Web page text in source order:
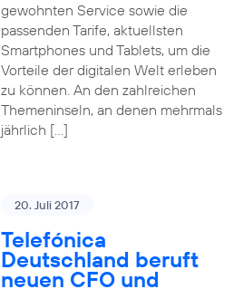
gewohnten Service sowie die
passenden Tarife, aktuellsten
Smartphones und Tablets, um die
Vorteile der digitalen Welt erleben
zu können. An den zahlreichen
Themeninseln, an denen mehrmals
jährlich […]
20. Juli 2017
Telefónica
Deutschland beruft
neuen CFO und